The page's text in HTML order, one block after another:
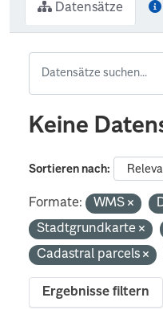
Datensätze
Keine
Sortieren nach
Formate: WMS
Stadtgrundkarte
Cadastral parcels
Ergebnisse filtern